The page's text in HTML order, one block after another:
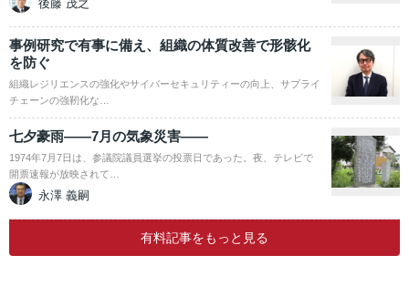
後藤 茂之
事例研究で有事に備え、組織の体質改善で形骸化
を防ぐ
組織レジリエンスの強化やサイバーセキュリティーの向上、サプライ
チェーンの強靭化な…
七夕豪雨――7月の気象災害――
1974年7月7日は、参議院議員選挙の投票日であった。夜、テレビで
開票速報が放映されて…
永澤 義嗣
有料記事をもっと見る